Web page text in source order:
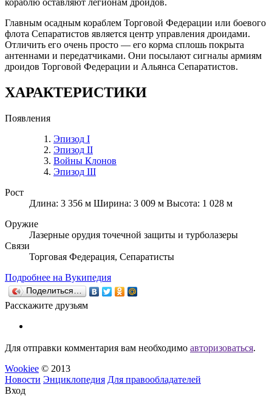
Главным осадным кораблем Торговой Федерации или боевого
флота Сепаратистов является центр управления дроидами.
Отличить его очень просто — его корма сплошь покрыта
антеннами и передатчиками. Они посылают сигналы армиям
дроидов Торговой Федерации и Альянса Сепаратистов.
ХАРАКТЕРИСТИКИ
Появления
Эпизод I
Эпизод II
Войны Клонов
Эпизод III
Рост
Длина: 3 356 м Ширина: 3 009 м Высота: 1 028 м
Оружие
Лазерные орудия точечной защиты и турболазеры
Связи
Торговая Федерация, Сепаратисты
Подробнее на Вукипедия
Поделиться…
Расскажите друзьям
Для отправки комментария вам необходимо авторизоваться.
Wookiee © 2013
Новости Энциклопедия Для правообладателей
Вход